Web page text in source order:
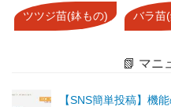
ツツジ苗(鉢もの) バラ苗
📗 マニ
【SNS簡単投稿】機